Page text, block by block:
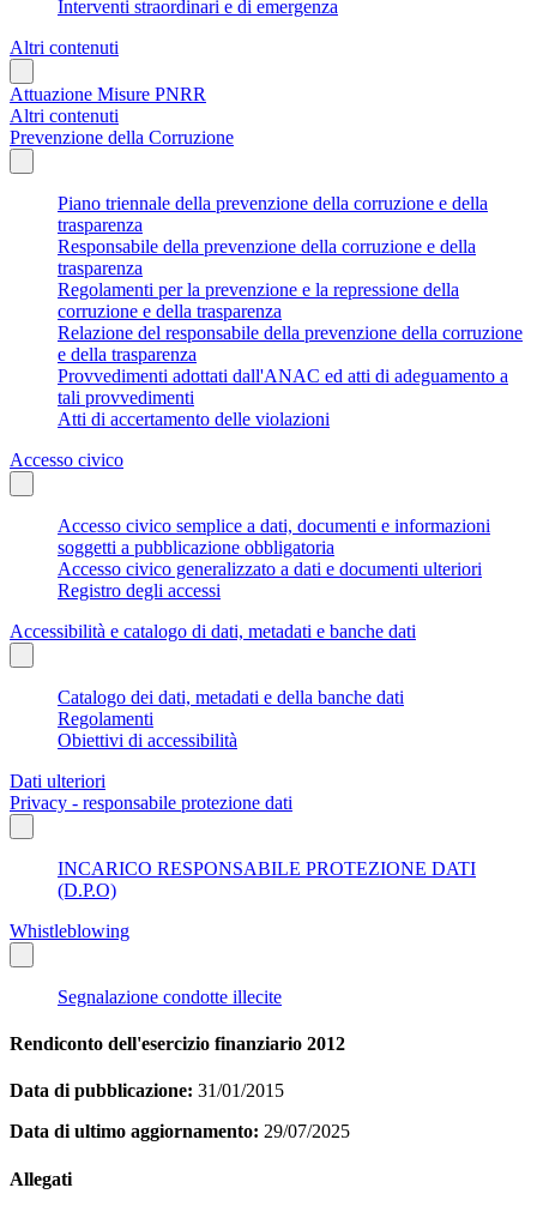
Interventi straordinari e di emergenza
Altri contenuti
Attuazione Misure PNRR
Altri contenuti
Prevenzione della Corruzione
Piano triennale della prevenzione della corruzione e della
trasparenza
Responsabile della prevenzione della corruzione e della
trasparenza
Regolamenti per la prevenzione e la repressione della
corruzione e della trasparenza
Relazione del responsabile della prevenzione della corruzione
e della trasparenza
Provvedimenti adottati dall'ANAC ed atti di adeguamento a
tali provvedimenti
Atti di accertamento delle violazioni
Accesso civico
Accesso civico semplice a dati, documenti e informazioni
soggetti a pubblicazione obbligatoria
Accesso civico generalizzato a dati e documenti ulteriori
Registro degli accessi
Accessibilità e catalogo di dati, metadati e banche dati
Catalogo dei dati, metadati e della banche dati
Regolamenti
Obiettivi di accessibilità
Dati ulteriori
Privacy - responsabile protezione dati
INCARICO RESPONSABILE PROTEZIONE DATI
(D.P.O)
Whistleblowing
Segnalazione condotte illecite
Rendiconto dell'esercizio finanziario 2012
Data di pubblicazione: 31/01/2015
Data di ultimo aggiornamento: 29/07/2025
Allegati